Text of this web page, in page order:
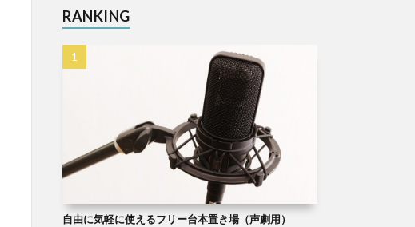
RANKING
自由に気軽に使えるフリー台本置き場（声劇用）